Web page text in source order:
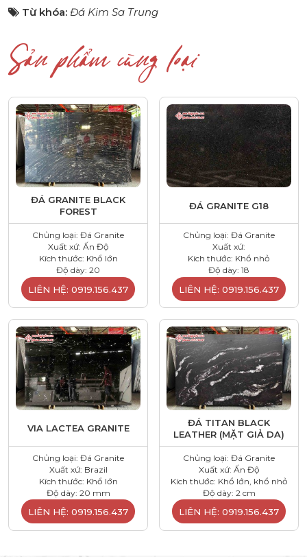
Từ khóa: Đá Kim Sa Trung
Sản phẩm cùng loại
ĐÁ GRANITE BLACK
FOREST
Chủng loại: Đá Granite
Xuất xứ: Ấn Độ
Kích thước: Khổ lớn
Độ dày: 20
LIÊN HỆ: 0919.156.437
ĐÁ GRANITE G18
Chủng loại: Đá Granite
Xuất xứ:
Kích thước: Khổ nhỏ
Độ dày: 18
LIÊN HỆ: 0919.156.437
VIA LACTEA GRANITE
Chủng loại: Đá Granite
Xuất xứ: Brazil
Kích thước: Khổ lớn
Độ dày: 20 mm
LIÊN HỆ: 0919.156.437
ĐÁ TITAN BLACK
LEATHER (MẶT GIẢ DA)
Chủng loại: Đá Granite
Xuất xứ: Ấn Độ
Kích thước: Khổ lớn, khổ nhỏ
Độ dày: 2 cm
LIÊN HỆ: 0919.156.437